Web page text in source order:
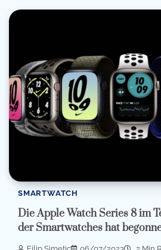
SMARTWATCH
Die Apple Watch Series 8 im
der Smartwatches hat